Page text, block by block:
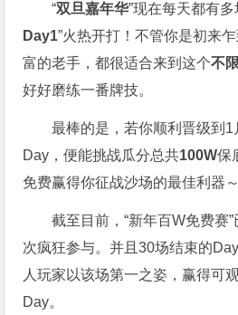
“双旦嘉年华”现在每天都有多
Day1”火热开打！不管你是初来
富的老手，都很适合来到这个不
好好磨练一番牌技。
最棒的是，若你顺利晋级到1
Day，便能挑战瓜分总共100W保
免费赢得你征战沙场的最佳利器～
截至目前，“新年百W免费赛
次疯狂参与。并且30场结束的
人玩家以该场第一之姿，赢得可
Day。